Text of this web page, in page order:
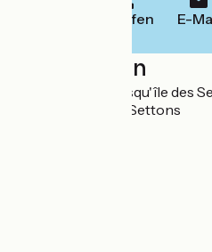
Anrufen E-
Localisation
Impasse de la presqu'île des
Montsauche-les-Settons